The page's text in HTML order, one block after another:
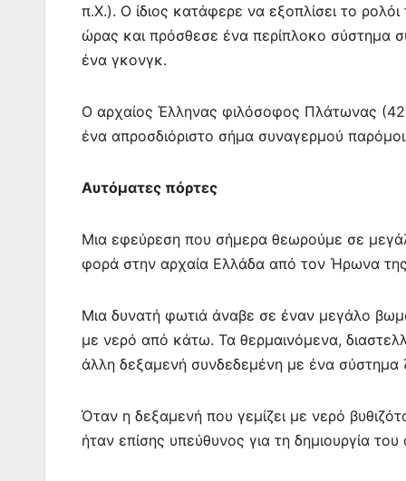
π.Χ.). Ο ίδιος κατάφερε να εξοπλίσει το
ώρας και πρόσθεσε ένα περίπλοκο σύστημα
ένα γκονγκ.
Ο αρχαίος Έλληνας φιλόσοφος Πλάτωνας
ένα απροσδιόριστο σήμα συναγερμού
Αυτόματες πόρτες
Μια εφεύρεση που σήμερα θεωρούμε σε
φορά στην αρχαία Ελλάδα από τον Ήρωνα
Μια δυνατή φωτιά άναβε σε έναν μεγάλο
με νερό από κάτω. Τα θερμαινόμενα,
άλλη δεξαμενή συνδεδεμένη με ένα σύστημα
Όταν η δεξαμενή που γεμίζει με νερό
ήταν επίσης υπεύθυνος για τη δημιουργία